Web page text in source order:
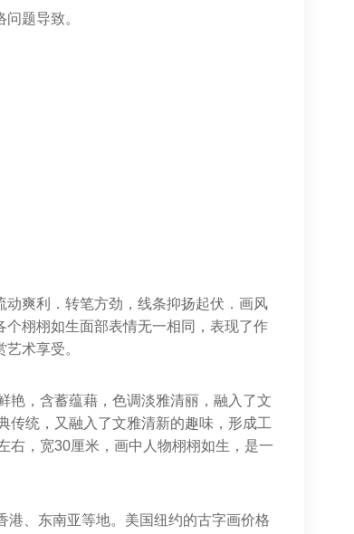
题导致。
爽利．转笔方劲，线条抑扬起伏．画风
栩栩如生面部表情无一相同，表现了作
术享受。
艳，含蓄蕴藉，色调淡雅清丽，融入了文
传统，又融入了文雅清新的趣味，形成工
右，宽30厘米，画中人物栩栩如生，是一
、东南亚等地。美国纽约的古字画价格